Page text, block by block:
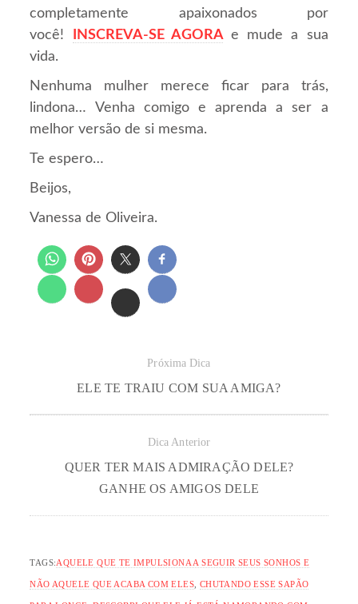
completamente apaixonados por
você!
INSCREVA-SE AGORA e mude a sua
vida.
Nenhuma mulher merece ficar para trás,
lindona… Venha comigo e aprenda a ser a
melhor versão de si mesma.
Te espero…
Beijos,
Vanessa de Oliveira.
Próxima Dica
ELE TE TRAIU COM SUA AMIGA?
Dica Anterior
QUER TER MAIS ADMIRAÇÃO DELE?
GANHE OS AMIGOS DELE
TAGS:AQUELE QUE TE IMPULSIONA A SEGUIR SEUS SONHOS E
NÃO AQUELE QUE ACABA COM ELES CHUTANDO ESSE SAPÃO